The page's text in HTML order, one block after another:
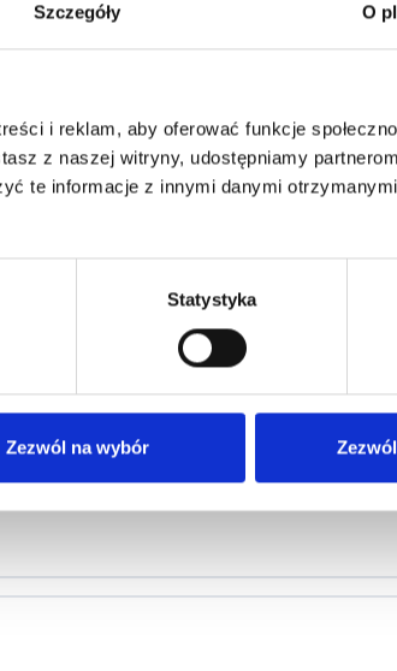
Szczegóły O
i reklam, aby oferować funkcje
z naszej witryny, udostępniamy
te informacje z innymi danymi
Statystyka
Zezwól na wybór